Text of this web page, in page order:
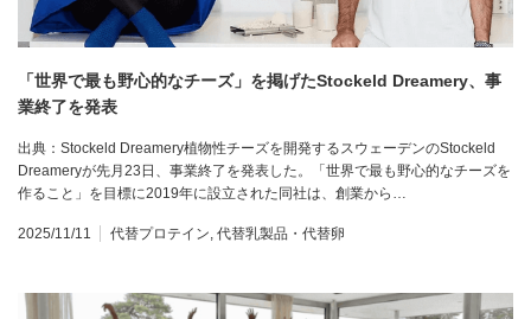
「世界で最も野心的なチーズ」を掲げたStockeld Dreamery、事
業終了を発表
出典：Stockeld Dreamery植物性チーズを開発するスウェーデンのStockeld
Dreameryが先月23日、事業終了を発表した。「世界で最も野心的なチーズを
作ること」を目標に2019年に設立された同社は、創業から…
2025/11/11 代替プロテイン, 代替乳製品・代替卵